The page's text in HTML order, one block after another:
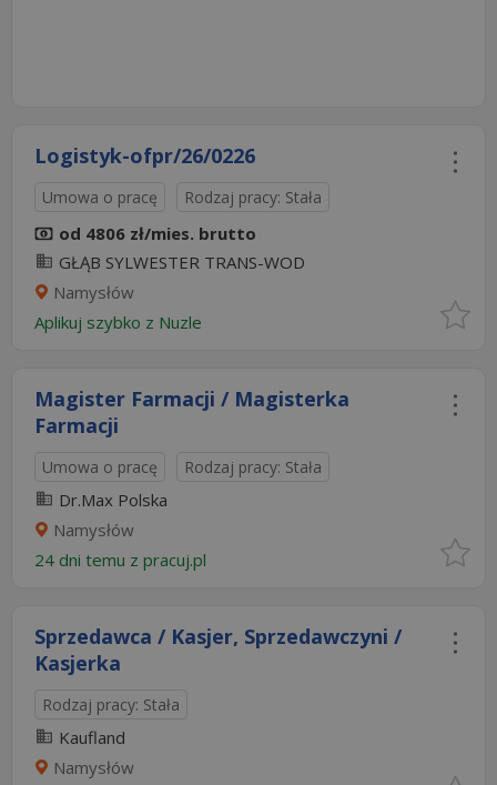
Logistyk-ofpr/26/0226
Umowa o pracę Rodzaj pracy: Stała
od 4806 zł/mies. brutto
GŁĄB SYLWESTER TRANS-WOD
Namysłów
Aplikuj szybko z Nuzle
Magister Farmacji / Magisterka
Farmacji
Umowa o pracę Rodzaj pracy: Stała
Dr.Max Polska
Namysłów
24 dni temu z pracuj.pl
Sprzedawca / Kasjer, Sprzedawczyni /
Kasjerka
Rodzaj pracy: Stała
Kaufland
Namysłów